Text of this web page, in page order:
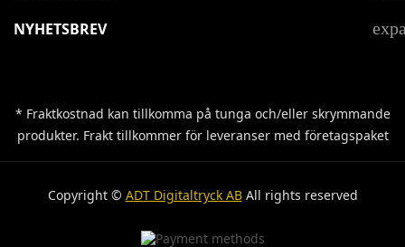
NYHETSBREV
* Fraktkostnad kan tillkomma på tunga och/eller skrymmande
produkter. Frakt tillkommer för leveranser med företagspaket
Copyright © ADT Digitaltryck ABAll rights reserved